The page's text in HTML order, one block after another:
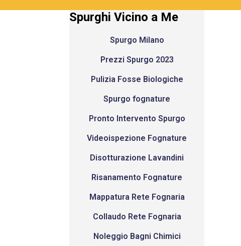
Spurghi Vicino a Me
Spurgo Milano
Prezzi Spurgo 2023
Pulizia Fosse Biologiche
Spurgo fognature
Pronto Intervento Spurgo
Videoispezione Fognature
Disotturazione Lavandini
Risanamento Fognature
Mappatura Rete Fognaria
Collaudo Rete Fognaria
Noleggio Bagni Chimici